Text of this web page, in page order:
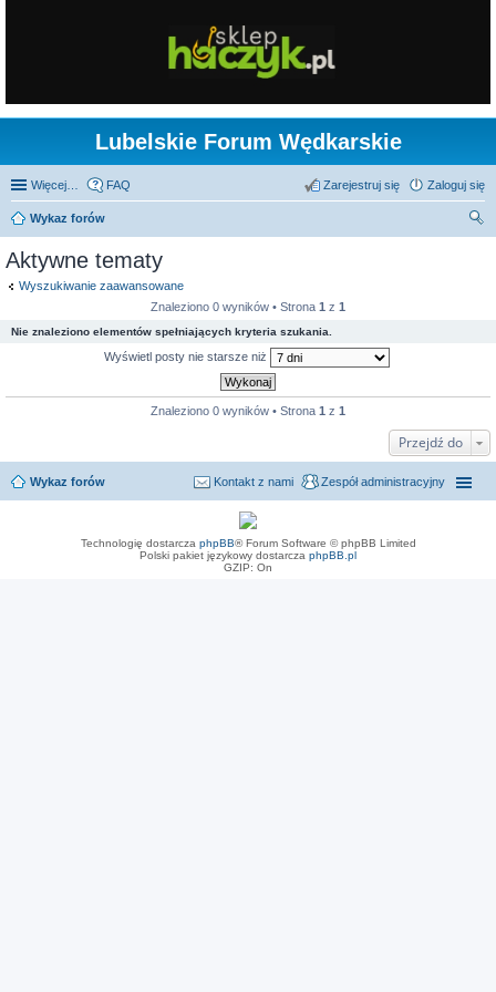
Lubelskie Forum Wędkarskie
Więcej… FAQ Zaloguj się
Zarejestruj się
Wykaz forów
Aktywne tematy
Wyszukiwanie zaawansowane
Znaleziono 0 wyników • Strona 1 z 1
Nie znaleziono elementów spełniających kryteria szukania.
Wyświetl posty nie starsze niż
Znaleziono 0 wyników • Strona 1 z 1
Przejdź do
Wykaz forów Zespół administracyjny
Kontakt z nami
Technologię dostarcza phpBB® Forum Software © phpBB Limited
Polski pakiet językowy dostarcza phpBB.pl
GZIP: On